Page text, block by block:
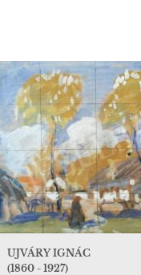
UJVÁRY IGNÁC
(1860 - 1927)